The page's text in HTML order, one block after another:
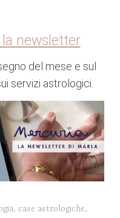
la newsletter
del mese e sul
servizi astrologici.
, case astrologiche,